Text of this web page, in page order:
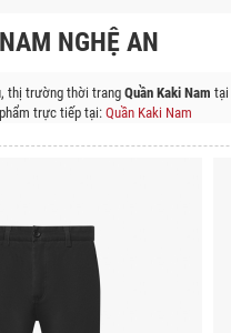
NGHỆ AN
thị trường thời trangQuần Kaki Nam tại
trực tiếp tại: Quần Kaki Nam